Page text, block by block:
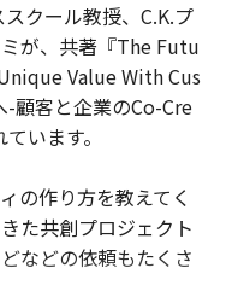
クール教授、C.K.プ
が、共著『The Futu
Value With Cus
顧客と企業のCo-Cre
います。
の作り方を教えてく
た共創プロジェクト
などの依頼もたくさ